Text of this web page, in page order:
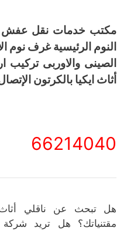
مكتب خدمات نقل عفش
النوم الرئيسية غرف نوم
الصينى والاوربى تركيب
أثاث ايكيا بالكرتون
66214040
هل تبحث عن ناقلي
مقتنياتك؟ هل تريد شركة